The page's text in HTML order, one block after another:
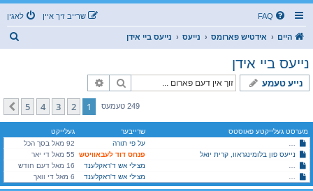
FAQ לאגין שרייב זיך איין
היים אידטיש פארומס נייעס נייעס ביי אידן
נייעס ביי אידן
נייע טעמע זוך
249 טעמעס 1
2
3
4
5
קומענדיגע
מערסט געלייקטע פאוסטס שרייבער
געלייקט
כת לב טהור אין גוואטעמאלע *הכרת הטוב שמועס* מעומקא דלב טהור
על פי תורה
92 מאל בסך הכל
נייעס פון בלומינגראוו, קרית יואל
פנחס דוד לעבאוויטש
55 מאל די יאר
היימישער פייער דעפארטמענט אין מאנסי, שומרי שבת קודש!מצילי אש ד'ראקלענד
16 מאל דעם חודש
היימישער פייער דעפארטמענט אין מאנסי, שומרי שבת קודש!מצילי אש ד'ראקלענד 6 מאל די וואך